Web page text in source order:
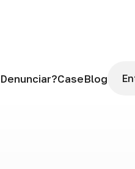
Denunciar?CaseBlog